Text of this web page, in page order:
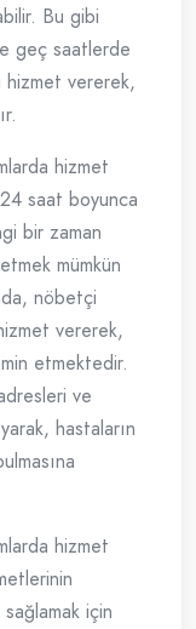
Bu gibi
geç saatlerde
vererek,
hizmet
saat boyunca
bir zaman
mümkün
nöbetçi
vererek,
etmektedir.
ve
hastaların
hizmet
için